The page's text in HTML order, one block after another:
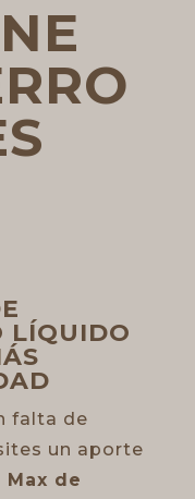
LÍQUIDO
falta de
un aporte
Max de